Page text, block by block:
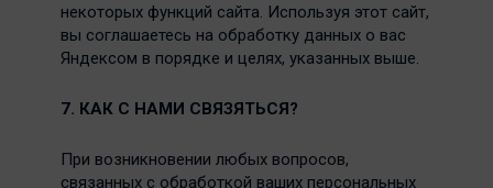
некоторых функций сайта. Используя этот сайт,
вы соглашаетесь на обработку данных о вас
Яндексом в порядке и целях, указанных выше.
7. КАК С НАМИ СВЯЗЯТЬСЯ?
При возникновении любых вопросов,
связанных с обработкой ваших персональных